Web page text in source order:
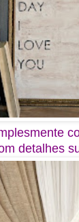
detalhes